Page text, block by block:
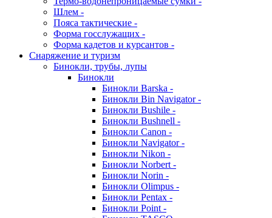
Шлем -
Пояса тактические -
Форма госслужащих -
Форма кадетов и курсантов -
Снаряжение и туризм
Бинокли, трубы, лупы
Бинокли
Бинокли Barska -
Бинокли Bin Navigator -
Бинокли Bushile -
Бинокли Bushnell -
Бинокли Canon -
Бинокли Navigator -
Бинокли Nikon -
Бинокли Norbert -
Бинокли Norin -
Бинокли Olimpus -
Бинокли Pentax -
Бинокли Point -